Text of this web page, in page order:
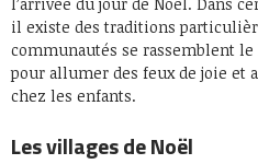
il existe des traditions
communautés se rassemblent
pour allumer des feux de joie et
chez les enfants.
Les villages de Noël